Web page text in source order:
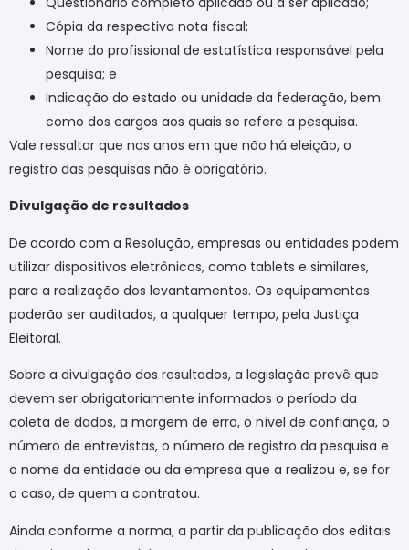
Cópia da respectiva nota fiscal;
Nome do profissional de estatística responsável pela
pesquisa; e
Indicação do estado ou unidade da federação, bem
como dos cargos aos quais se refere a pesquisa.
Vale ressaltar que nos anos em que não há eleição, o
registro das pesquisas não é obrigatório.
Divulgação de resultados
De acordo com a Resolução, empresas ou entidades podem
utilizar dispositivos eletrônicos, como tablets e similares,
para a realização dos levantamentos. Os equipamentos
poderão ser auditados, a qualquer tempo, pela Justiça
Eleitoral.
Sobre a divulgação dos resultados, a legislação prevê que
devem ser obrigatoriamente informados o período da
coleta de dados, a margem de erro, o nível de confiança, o
número de entrevistas, o número de registro da pesquisa e
o nome da entidade ou da empresa que a realizou e, se for
o caso, de quem a contratou.
Ainda conforme a norma, a partir da publicação dos editais